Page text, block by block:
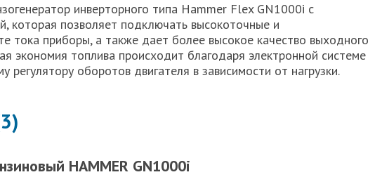
инверторного типа Hammer Flex GN1000i с
которая позволяет подключать высокоточные и
тока приборы, а также дает более высокое качество выходного
экономия топлива происходит благодаря электронной системе
регулятору оборотов двигателя в зависимости от нагрузки.
HAMMER GN1000i